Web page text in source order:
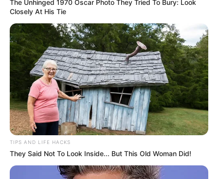
The Unhinged 1970 Oscar Photo They Tried To Bury: Look
Closely At His Tie
TIPS AND LIFE HACKS
They Said Not To Look Inside... But This Old Woman Did!